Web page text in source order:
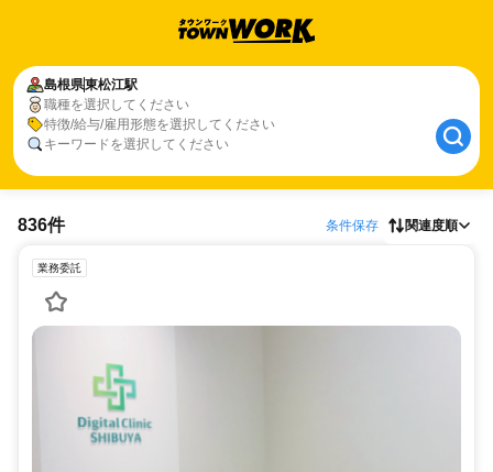
島根県東松江駅
職種を選択してください
特徴/給与/雇用形態を選択してください
キーワードを選択してください
836件 条件保存 関連度順
業務委託